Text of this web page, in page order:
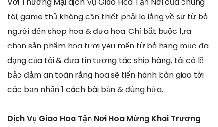
Với Thương Mại dịch Vụ Giao Hoa Tận Nơi của chúng
tôi, game thủ không cần thiết phải lo lắng về sự từ bỏ
người đến shop hoa & đưa hoa. Chỉ bắt buộc lựa
chọn sản phẩm hoa tươi yêu mến từ bỏ hạng mục đa
dạng của tôi & đưa tin tương tác ship hàng, tôi có lẽ
bảo đảm an toàn rằng hoa sẽ tiến hành bàn giao tới
các bạn nhấn 1 cách bài bản & đúng hứa.
Dịch Vụ Giao Hoa Tận Nơi Hoa Mừng Khai Trương